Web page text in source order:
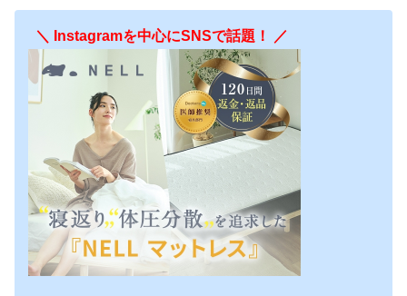
＼ Instagramを中心にSNSで話題！ ／